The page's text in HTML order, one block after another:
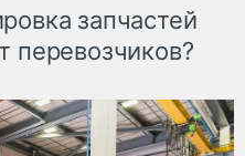
запчастей
перевозчиков?